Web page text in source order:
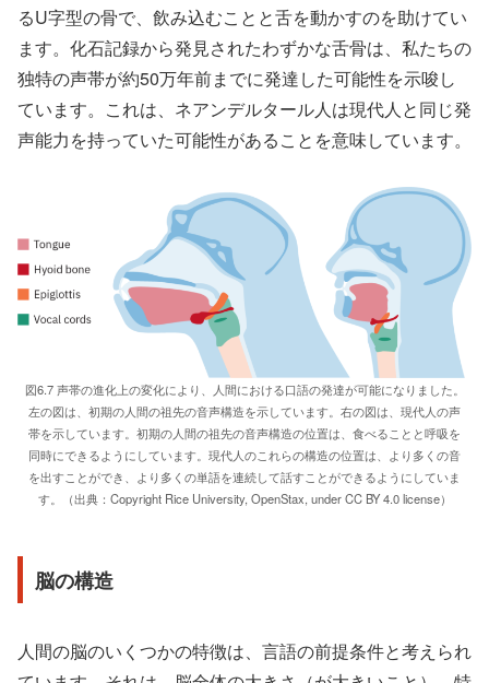
るU字型の骨で、飲み込むことと舌を動かすのを助けてい
ます。化石記録から発見されたわずかな舌骨は、私たちの
独特の声帯が約50万年前までに発達した可能性を示唆し
ています。これは、ネアンデルタール人は現代人と同じ発
声能力を持っていた可能性があることを意味しています。
図6.7 声帯の進化上の変化により、人間における口語の発達が可能になりました。
左の図は、初期の人間の祖先の音声構造を示しています。右の図は、現代人の声
帯を示しています。初期の人間の祖先の音声構造の位置は、食べることと呼吸を
同時にできるようにしています。現代人のこれらの構造の位置は、より多くの音
を出すことができ、より多くの単語を連続して話すことができるようにしていま
す。（出典：Copyright Rice University, OpenStax, under CC BY 4.0 license）
脳の構造
人間の脳のいくつかの特徴は、言語の前提条件と考えられ